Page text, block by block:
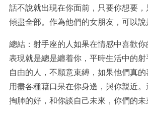
話不說就出現在你面前，只要你想要
傾盡全部。作為他們的女朋友，可以說
總結：射手座的人如果在情感中喜歡
表現就是總是纏着你，平時生活中的
自由的人，不願意束縛，如果他們真
用盡各種藉口呆在你身邊，與你親近
掏肺的好，和你談自己未來，你們的未